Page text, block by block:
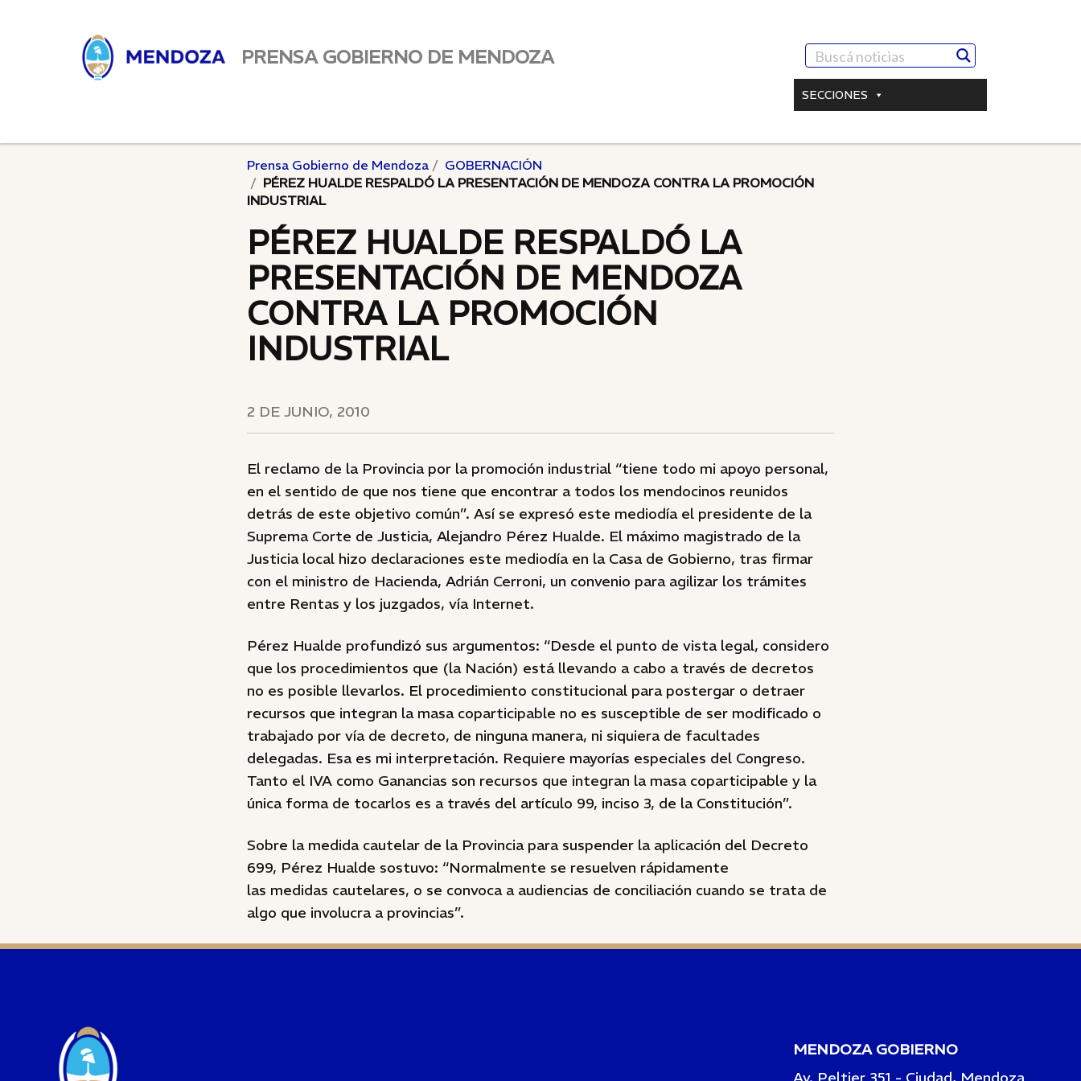
PRENSA GOBIERNO DE MENDOZA
SECCIONES
Prensa Gobierno de Mendoza
GOBERNACIÓN
PÉREZ HUALDE RESPALDÓ LA PRESENTACIÓN DE MENDOZA CONTRA LA PROMOCIÓN
INDUSTRIAL
PÉREZ HUALDE RESPALDÓ LA
PRESENTACIÓN DE MENDOZA
CONTRA LA PROMOCIÓN
INDUSTRIAL
2 DE JUNIO, 2010
El reclamo de la Provincia por la promoción industrial “tiene todo mi apoyo personal,
en el sentido de que nos tiene que encontrar a todos los mendocinos reunidos
detrás de este objetivo común”. Así se expresó este mediodía el presidente de la
Suprema Corte de Justicia, Alejandro Pérez Hualde. El máximo magistrado de la
Justicia local hizo declaraciones este mediodía en la Casa de Gobierno, tras firmar
con el ministro de Hacienda, Adrián Cerroni, un convenio para agilizar los trámites
entre Rentas y los juzgados, vía Internet.
Pérez Hualde profundizó sus argumentos: “Desde el punto de vista legal, considero
que los procedimientos que (la Nación) está llevando a cabo a través de decretos
no es posible llevarlos. El procedimiento constitucional para postergar o detraer
recursos que integran la masa coparticipable no es susceptible de ser modificado o
trabajado por vía de decreto, de ninguna manera, ni siquiera de facultades
delegadas. Esa es mi interpretación. Requiere mayorías especiales del Congreso.
Tanto el IVA como Ganancias son recursos que integran la masa coparticipable y la
única forma de tocarlos es a través del artículo 99, inciso 3, de la Constitución”.
Sobre la medida cautelar de la Provincia para suspender la aplicación del Decreto
699, Pérez Hualde sostuvo: “Normalmente se resuelven rápidamente
las medidas cautelares, o se convoca a audiencias de conciliación cuando se trata de
algo que involucra a provincias”.
MENDOZA GOBIERNO
Av. Peltier 351 - Ciudad, Mendoza